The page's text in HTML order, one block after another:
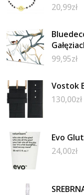
20,99zł
99,95zł
Vostok
130,00zł
Evo
24,00zł